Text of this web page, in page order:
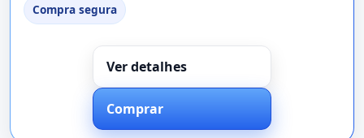
Compra segura
Ver detalhes
Comprar